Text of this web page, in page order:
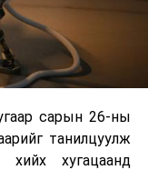
сарын 26-ны
танилцуулж
хийх хугацаанд